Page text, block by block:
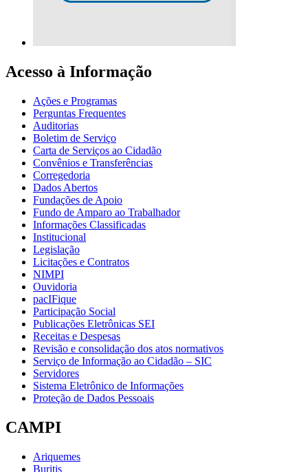
Acesso à Informação
Ações e Programas
Perguntas Frequentes
Auditorias
Boletim de Serviço
Carta de Serviços ao Cidadão
Convênios e Transferências
Corregedoria
Dados Abertos
Fundações de Apoio
Fundo de Amparo ao Trabalhador
Informações Classificadas
Institucional
Legislação
Licitações e Contratos
NIMPI
Ouvidoria
pacIFique
Participação Social
Publicações Eletrônicas SEI
Receitas e Despesas
Revisão e consolidação dos atos normativos
Serviço de Informação ao Cidadão – SIC
Servidores
Sistema Eletrônico de Informações
Proteção de Dados Pessoais
CAMPI
Ariquemes
Buritis